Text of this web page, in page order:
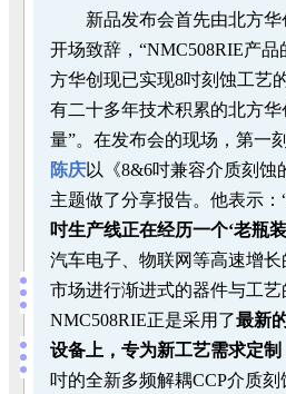
新品发布会首先由北方
开场致辞，“NMC508RIE产
方华创现已实现8吋刻蚀工艺
有二十多年技术积累的北方
量”。在发布会的现场，第一
陈庆以《8&6吋兼容介质刻蚀
主题做了分享报告。他表示：
吋生产线正在经历一个‘老瓶
汽车电子、物联网等高速增
市场进行渐进式的器件与工艺
NMC508RIE正是采用了最新
设备上，专为新工艺需求定制
吋的全新多频解耦CCP介质